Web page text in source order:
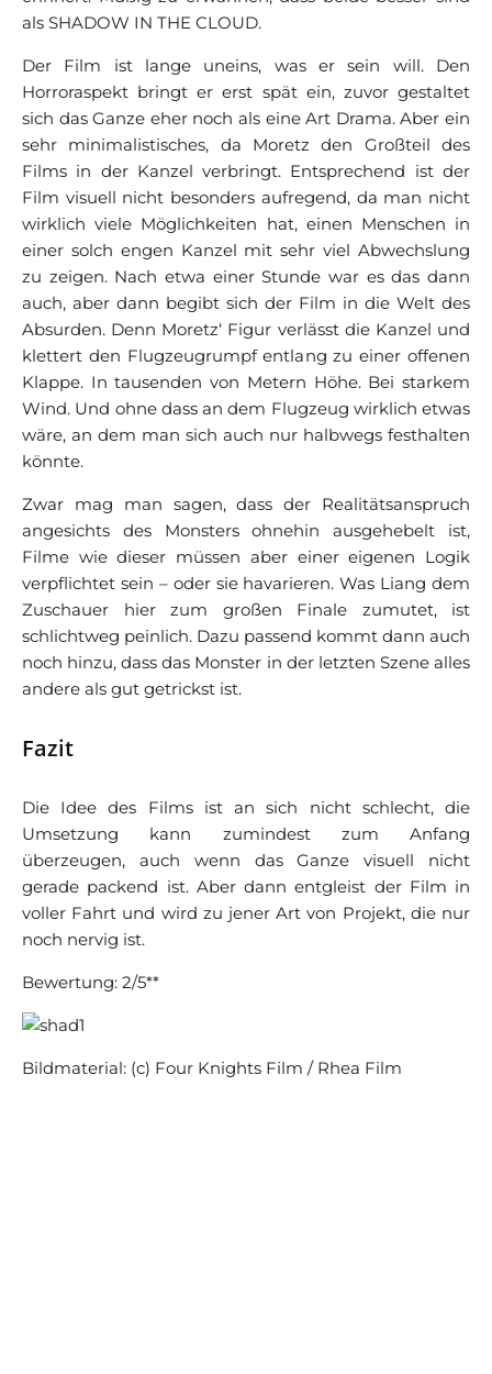
als SHADOW IN THE CLOUD.
Der Film ist lange uneins, was er sein will. Den
Horroraspekt bringt er erst spät ein, zuvor gestaltet
sich das Ganze eher noch als eine Art Drama. Aber ein
sehr minimalistisches, da Moretz den Großteil des
Films in der Kanzel verbringt. Entsprechend ist der
Film visuell nicht besonders aufregend, da man nicht
wirklich viele Möglichkeiten hat, einen Menschen in
einer solch engen Kanzel mit sehr viel Abwechslung
zu zeigen. Nach etwa einer Stunde war es das dann
auch, aber dann begibt sich der Film in die Welt des
Absurden. Denn Moretz‘ Figur verlässt die Kanzel und
klettert den Flugzeugrumpf entlang zu einer offenen
Klappe. In tausenden von Metern Höhe. Bei starkem
Wind. Und ohne dass an dem Flugzeug wirklich etwas
wäre, an dem man sich auch nur halbwegs festhalten
könnte.
Zwar mag man sagen, dass der Realitätsanspruch
angesichts des Monsters ohnehin ausgehebelt ist,
Filme wie dieser müssen aber einer eigenen Logik
verpflichtet sein – oder sie havarieren. Was Liang dem
Zuschauer hier zum großen Finale zumutet, ist
schlichtweg peinlich. Dazu passend kommt dann auch
noch hinzu, dass das Monster in der letzten Szene alles
andere als gut getrickst ist.
Fazit
Die Idee des Films ist an sich nicht schlecht, die
Umsetzung kann zumindest zum Anfang
überzeugen, auch wenn das Ganze visuell nicht
gerade packend ist. Aber dann entgleist der Film in
voller Fahrt und wird zu jener Art von Projekt, die nur
noch nervig ist.
Bewertung: 2/5**
Bildmaterial: (c) Four Knights Film / Rhea Film